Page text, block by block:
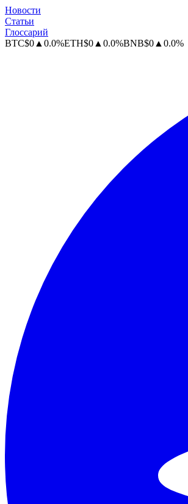
Новости
Статьи
Глоссарий
BTC$0 ▲ 0.0%ETH$0 ▲ 0.0%BNB$0 ▲ 0.0%